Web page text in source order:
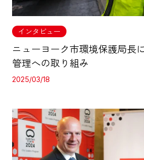
インタビュー
ニューヨーク市環境保護局長
管理への取り組み
2025/03/18